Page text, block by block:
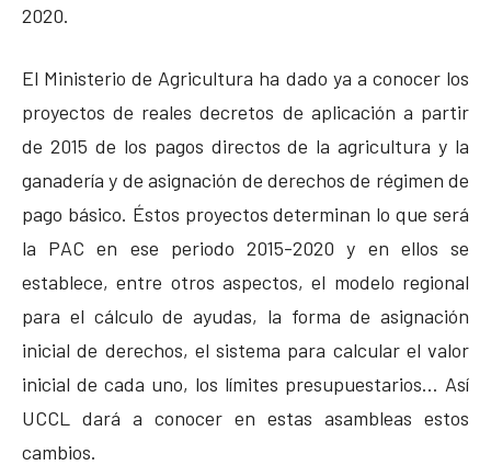
2020.
El Ministerio de Agricultura ha dado ya a conocer los
proyectos de reales decretos de aplicación a partir
de 2015 de los pagos directos de la agricultura y la
ganadería y de asignación de derechos de régimen de
pago básico. Éstos proyectos determinan lo que será
la PAC en ese periodo 2015-2020 y en ellos se
establece, entre otros aspectos, el modelo regional
para el cálculo de ayudas, la forma de asignación
inicial de derechos, el sistema para calcular el valor
inicial de cada uno, los límites presupuestarios… Así
UCCL dará a conocer en estas asambleas estos
cambios.